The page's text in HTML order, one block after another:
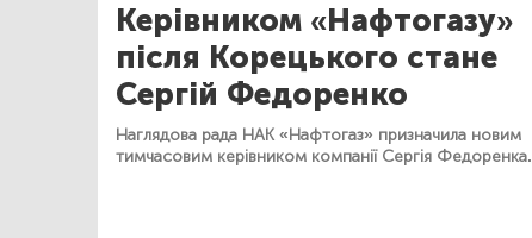
Керівником «Нафтогазу»
після Корецького стане
Сергій Федоренко
Наглядова рада НАК «Нафтогаз» призначила новим
тимчасовим керівником компанії Сергія Федоренка.